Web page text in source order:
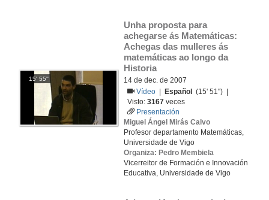
15' 55''
Unha proposta para
achegarse ás Matemáticas:
Achegas das mulleres ás
matemáticas ao longo da
Historia
14 de dec. de 2007
Vídeo
Español
(15' 51'') |
Visto:3167 veces
Presentación
Miguel Ángel Mirás Calvo
Profesor departamento Matemáticas,
Universidade de Vigo
Organiza: Pedro Membiela
Vicerreitor de Formación e Innovación
Educativa, Universidade de Vigo